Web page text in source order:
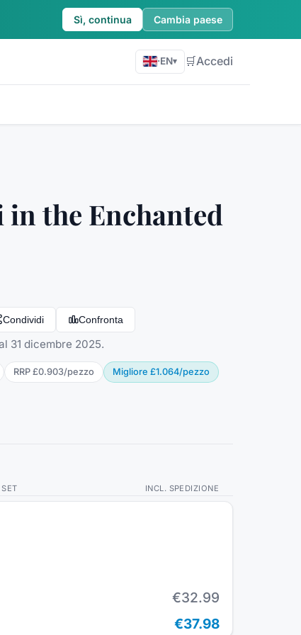
Sì, continua Cambia paese
·EN▾ 🛒Accedi
the Enchanted
Condividi Confronta
31 dicembre 2025.
RRP £0.903/pezzo Migliore £1.064/pezzo
INCL. SPEDIZIONE
€32.99
€37.98